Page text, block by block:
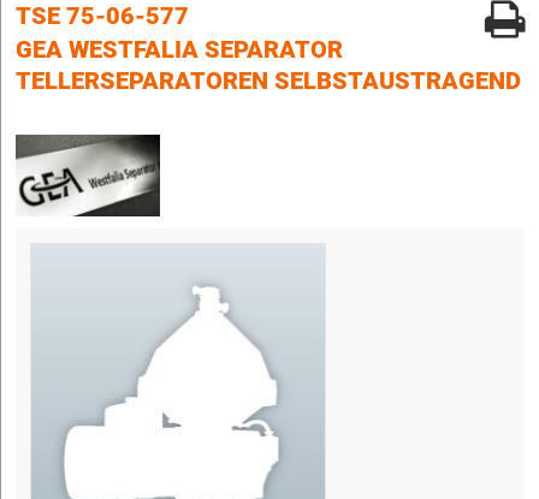
TSE 75-06-577
GEA WESTFALIA SEPARATOR
TELLERSEPARATOREN SELBSTAUSTRAGEND